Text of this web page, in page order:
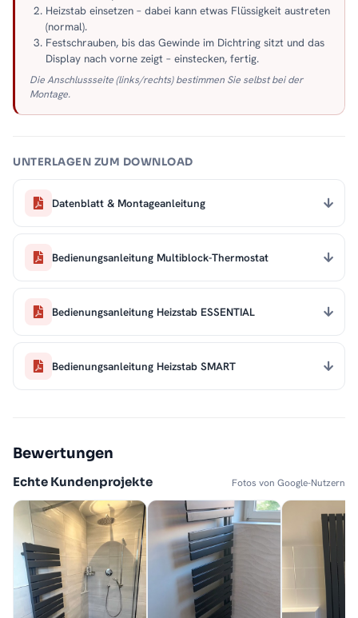
Heizstab einsetzen – dabei kann etwas Flüssigkeit austreten
(normal).
Festschrauben, bis das Gewinde im Dichtring sitzt und das
Display nach vorne zeigt – einstecken, fertig.
Die Anschlussseite (links/rechts) bestimmen Sie selbst bei der
Montage.
UNTERLAGEN ZUM DOWNLOAD
Datenblatt & Montageanleitung
Bedienungsanleitung Multiblock-Thermostat
Bedienungsanleitung Heizstab ESSENTIAL
Bedienungsanleitung Heizstab SMART
Bewertungen
Echte Kundenprojekte Fotos von Google-Nutzern